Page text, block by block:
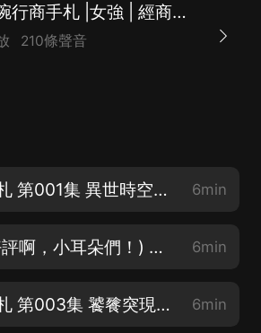
陸小琬行商手札 |女強 | 經商致富 | 爆笑 |多人有聲劇
210條聲音
陸小琬行商手札 第001集 異世時空天外客 上(求訂閱求月票求評論！) 6min
(求一求五星好評啊，小耳朵們！) 第002集 異世時空天外客 下 6min
陸小琬行商手札 第003集 饕餮突現卓家院 上 6min